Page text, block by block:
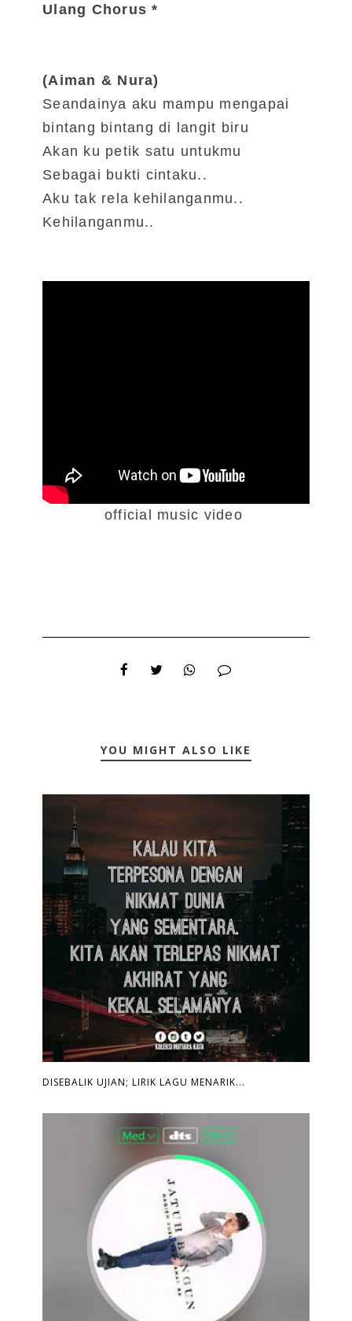
Ulang Chorus *
(Aiman & Nura)
Seandainya aku mampu mengapai
bintang bintang di langit biru
Akan ku petik satu untukmu
Sebagai bukti cintaku..
Aku tak rela kehilanganmu..
Kehilanganmu..
official music video
YOU MIGHT ALSO LIKE
DISEBALIK UJIAN; LIRIK LAGU MENARIK...